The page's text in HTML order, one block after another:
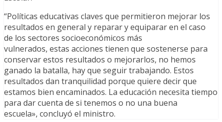
“Políticas educativas claves que permitieron mejorar los
resultados en general y reparar y equiparar en el caso
de los sectores socioeconómicos más
vulnerados, estas acciones tienen que sostenerse para
conservar estos resultados o mejorarlos, no hemos
ganado la batalla, hay que seguir trabajando. Estos
resultados dan tranquilidad porque quiere decir que
estamos bien encaminados. La educación necesita tiempo
para dar cuenta de si tenemos o no una buena
escuela», concluyó el ministro.